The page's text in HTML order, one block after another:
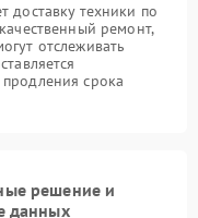
доставку техники по
ремонт,
отслеживать
срока
решение и
данных